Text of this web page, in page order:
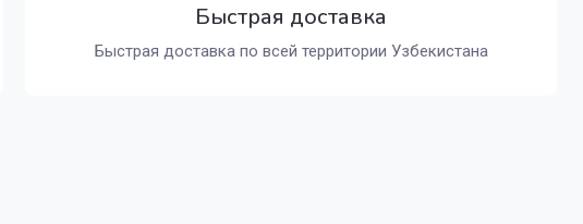
Быстрая доставка
Быстрая доставка по всей территории Узбекистана